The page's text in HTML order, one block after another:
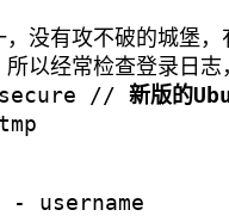
没有攻不破的城堡
以经常检查登录日
// 新版的
- username